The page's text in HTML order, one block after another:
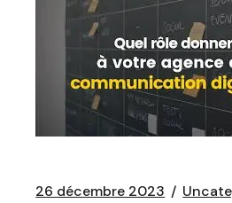
26 décembre 2023